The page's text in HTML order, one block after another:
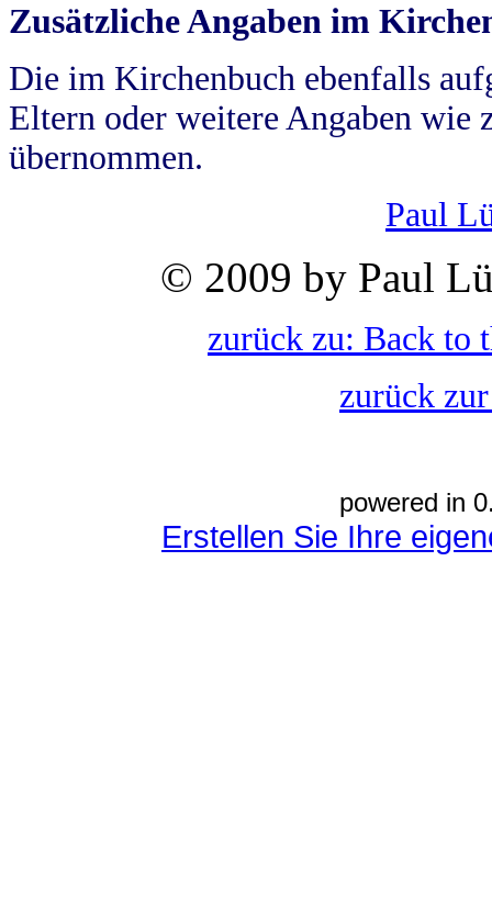
Zusätzliche Angaben im
Die im Kirchenbuch ebenfalls
Eltern oder weitere Angaben wie
übernommen.
Paul
© 2009 by Paul
zurück zu: Back to
zurück
powered in
Erstellen Sie Ihre